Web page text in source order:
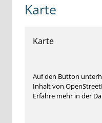
Karte
Karte
Auf den Button
Inhalt von
Erfahre mehr in der